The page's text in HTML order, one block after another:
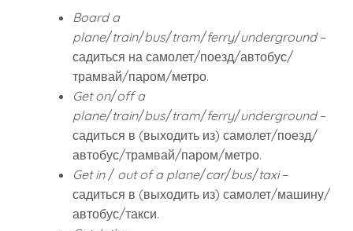
Board a
plane/train/bus/tram/ferry/underground–
садиться на самолет/поезд/автобус/
трамвай/паром/метро.
Get on/off a
plane/train/bus/tram/ferry/underground–
садиться в (выходить из) самолет/поезд/
автобус/трамвай/паром/метро.
Get in/ out of a plane/car/bus/taxi–
садиться в (выходить из) самолет/машину/
автобус/такси.